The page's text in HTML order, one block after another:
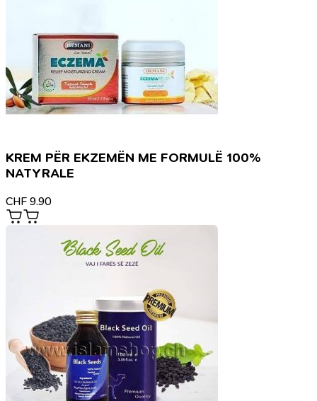
KREM PËR EKZEMËN ME FORMULË 100%
NATYRALE
CHF 9.90